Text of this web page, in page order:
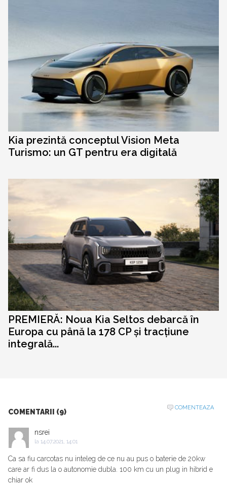
Kia prezintă conceptul Vision Meta
Turismo: un GT pentru era digitală
PREMIERĂ: Noua Kia Seltos debarcă în
Europa cu până la 178 CP și tracțiune
integrală...
COMENTARII (9)
COMENTEAZA
nsrei
la 14.07.2021, 14:01
Ca sa fiu carcotas nu inteleg de ce nu au pus o baterie de 20kw
care ar fi dus la o autonomie dubla. 100 km cu un plug in hibrid e
chiar ok